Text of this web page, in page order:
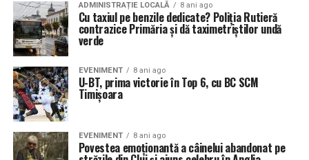
ADMINISTRAȚIE LOCALĂ 8 ani ago
Cu taxiul pe benzile dedicate? Poliția Rutieră
contrazice Primăria și dă taximetriștilor undă
verde
EVENIMENT 8 ani ago
U-BT, prima victorie în Top 6, cu BC SCM
Timișoara
EVENIMENT 8 ani ago
Povestea emoționantă a câinelui abandonat pe